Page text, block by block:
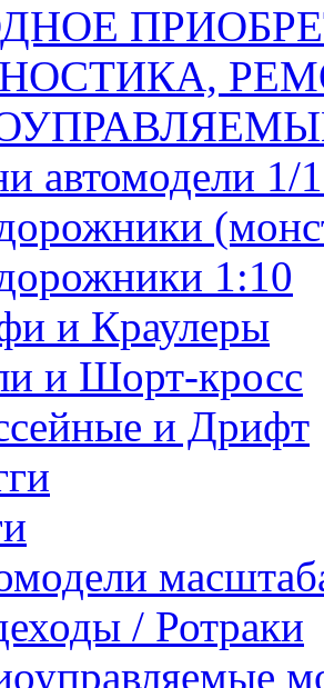
автомодели 1/
1:10
и Краулеры
и Шорт-кросс
и Дрифт
/ Ротраки